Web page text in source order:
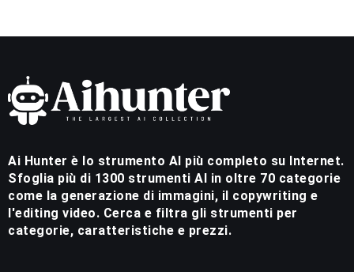
Ai Hunter è lo strumento AI più completo su Internet.
Sfoglia più di 1300 strumenti AI in oltre 70 categorie
come la generazione di immagini, il copywriting e
l'editing video. Cerca e filtra gli strumenti per
categorie, caratteristiche e prezzi.